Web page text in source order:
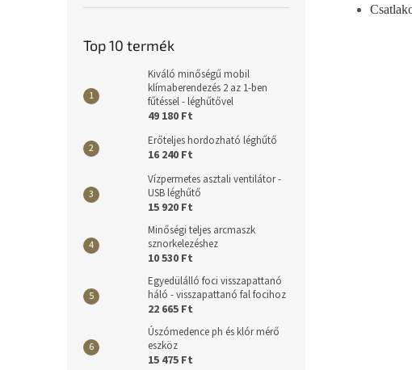
Top 10 termék
Kiváló minőségű mobil
klímaberendezés 2 az 1-ben
fűtéssel - léghűtővel
49 180 Ft
Erőteljes hordozható léghűtő
16 240 Ft
Vízpermetes asztali ventilátor -
USB léghűtő
15 920 Ft
Minőségi teljes arcmaszk
sznorkelezéshez
10 530 Ft
Egyedülálló foci visszapattanó
háló - visszapattanó fal focihoz
22 665 Ft
Úszómedence ph és klór mérő
eszköz
15 475 Ft